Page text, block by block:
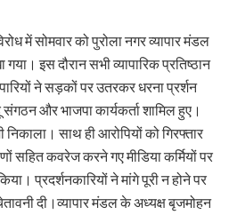
में सोमवार को पुरोला नगर व्यापार मंडल
इस दौरान सभी व्यापारिक प्रतिष्ठान
ने सड़कों पर उतरकर धरना प्रर्शन
संगठन और भाजपा कार्यकर्ता शामिल हुए।
साथ ही आरोपियों को गिरफ्तार
सहित कवरेज करने गए मीडिया कर्मियों पर
प्रदर्शनकारियों ने मांगे पूरी न होने पर
दी।व्यापार मंडल के अध्यक्ष बृजमोहन